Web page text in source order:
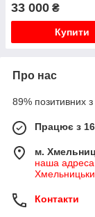
33 000 ₴
Купити
Про нас
89% позитивних з
Працює з
м.
наша адреса
Контакти